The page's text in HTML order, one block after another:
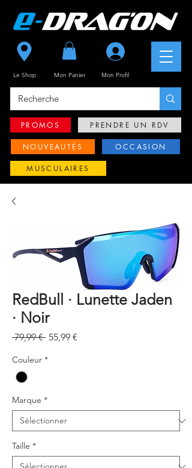
Le Shop Mon Panier
Se connecter
Mon Profil
PROMOS PRENDRE UN RDV
NOUVEAUTÉS OCCASION
MUSCULAIRES
RedBull · Lunette Jaden
· Noir
79,99 € Prix
55,99 €
Couleur *
Marque *
Taille *